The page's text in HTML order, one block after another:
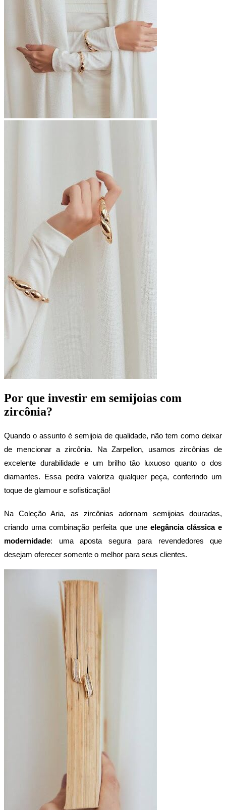
Por que investir em semijoias com
zircônia?
Quando o assunto é semijoia de qualidade, não tem como deixar
de mencionar a zircônia. Na Zarpellon, usamos zircônias de
excelente durabilidade e um brilho tão luxuoso quanto o dos
diamantes. Essa pedra valoriza qualquer peça, conferindo um
toque de glamour e sofisticação!
Na Coleção Aria, as zircônias adornam semijoias douradas,
criando uma combinação perfeita que une elegância clássica e
modernidade: uma aposta segura para revendedores que
desejam oferecer somente o melhor para seus clientes.